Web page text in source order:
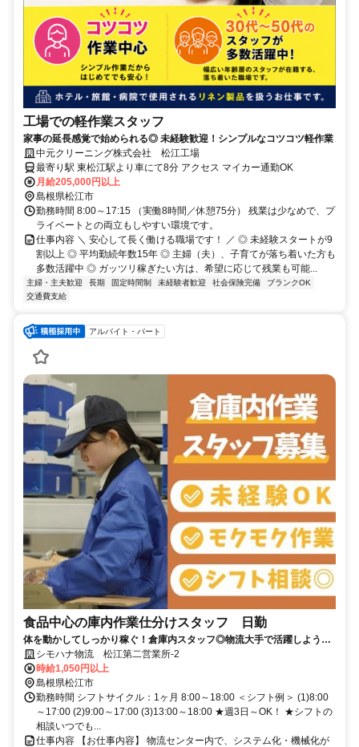
工場での軽作業スタッフ
家事の延長感覚で始められる◎ 未経験歓迎！シンプルなコツコツ軽作業
中元クリーニング株式会社 松江工場
最寄り駅 東松江駅より車にて8分 アクセス マイカー通勤OK
月給205,000円以上
島根県松江市
勤務時間 8:00～17:15 （実働8時間／休憩75分） 残業は少なめで、プ
ライベートとの両立もしやすい環境です。
仕事内容 ＼ 安心して長く働ける職場です！ ／ ◎ 未経験スタートが9
割以上 ◎ 平均勤続年数15年 ◎ 主婦（夫）、子育てが落ち着いた方も
多数活躍中 ◎ ガッツリ稼ぎたい方は、希望に応じて残業も可能...
主婦・主夫歓迎 長期 固定時間制 未経験者歓迎 社会保険完備
ブランクOK
交通費支給
アルバイト・パート
食品中心の庫内作業仕分けスタッフ 日勤
体を動かしてしっかり稼ぐ！倉庫内スタッフ◎物流大手で活躍しよう！
賞与年2回など福利厚生も◎
シモハナ物流 松江第二営業所-2
時給1,050円以上
島根県松江市
勤務時間 シフトサイクル：1ヶ月 8:00～18:00 ＜シフト例＞ (1)8:00
～17:00 (2)9:00～17:00 (3)13:00～18:00 ★週3日～OK！ ★シフトの
相談いつでも...
仕事内容 【お仕事内容】 物流センター内で、システム化・機械化が